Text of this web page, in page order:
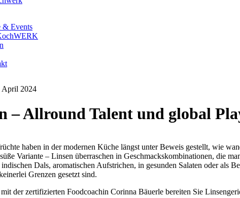
& Events
April 2024
– Allround Talent und global
haben in der modernen Küche längst unter Beweis gestellt, wie
Variante – Linsen überraschen in Geschmackskombinationen, die
Dals, aromatischen Aufstrichen, in gesunden Salaten oder als
Grenzen gesetzt sind.
der zertifizierten Foodcoachin Corinna Bäuerle bereiten Sie